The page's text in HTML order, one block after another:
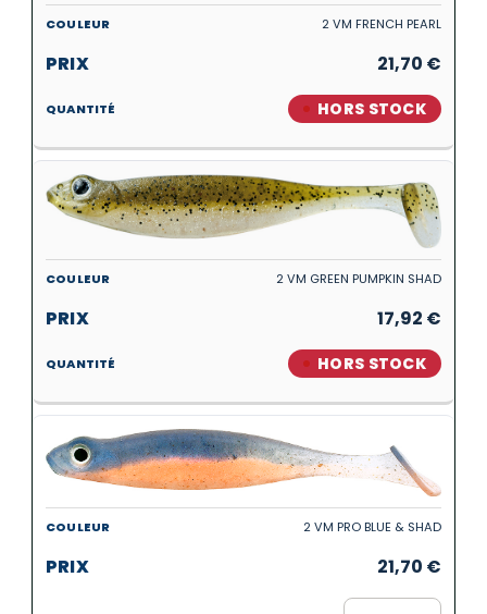
2 VM FRENCH PEARL
21,70 €
HORS STOCK
2 VM GREEN PUMPKIN SHAD
17,92 €
HORS STOCK
2 VM PRO BLUE & SHAD
21,70 €